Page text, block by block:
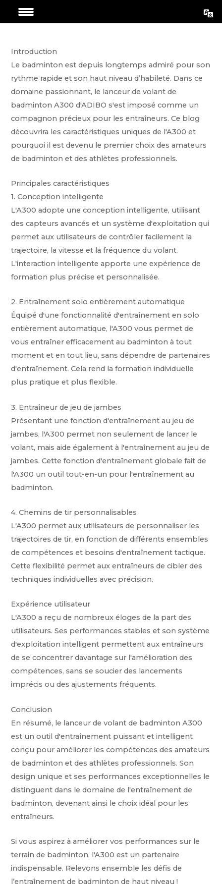
Introduction
Le badminton est depuis longtemps admiré pour son
rythme rapide et son haut niveau d’habileté. Dans ce
domaine passionnant, le lanceur de volant de
badminton A300 d'ADIBO s'est imposé comme un
compagnon précieux pour les entraîneurs. Ce blog
découvrira les caractéristiques uniques de l'A300 et
pourquoi il est devenu le premier choix des amateurs
de badminton et des athlètes professionnels.
Principales caractéristiques
1. Conception intelligente
L'A300 adopte une conception intelligente, utilisant
des capteurs avancés et un système d'exploitation qui
permet aux utilisateurs de contrôler facilement la
trajectoire, la vitesse et la fréquence du volant.
L'interaction intelligente apporte une expérience de
formation plus précise et personnalisée.
2. Entraînement solo entièrement automatique
Équipé d'une fonctionnalité d'entraînement en solo
entièrement automatique, l'A300 vous permet de
vous entraîner efficacement au badminton à tout
moment et en tout lieu, sans dépendre de partenaires
d'entraînement. Cela rend la formation individuelle
plus pratique et plus flexible.
3. Entraîneur de jeu de jambes
Présentant une fonction d'entraînement au jeu de
jambes, l'A300 permet non seulement de lancer le
volant, mais aide également à l'entraînement au jeu de
jambes. Cette fonction d'entraînement globale fait de
l'A300 un outil tout-en-un pour l'entraînement au
badminton.
4. Chemins de tir personnalisables
L'A300 permet aux utilisateurs de personnaliser les
trajectoires de tir, en fonction de différents ensembles
de compétences et besoins d'entraînement tactique.
Cette flexibilité permet aux entraîneurs de cibler des
techniques individuelles avec précision.
Expérience utilisateur
L'A300 a reçu de nombreux éloges de la part des
utilisateurs. Ses performances stables et son système
d'exploitation intelligent permettent aux entraîneurs
de se concentrer davantage sur l'amélioration des
compétences, sans se soucier des lancements
imprécis ou des ajustements fréquents.
Conclusion
En résumé, le lanceur de volant de badminton A300
est un outil d'entraînement puissant et intelligent
conçu pour améliorer les compétences des amateurs
de badminton et des athlètes professionnels. Son
design unique et ses performances exceptionnelles le
distinguent dans le domaine de l'entraînement de
badminton, devenant ainsi le choix idéal pour les
entraîneurs.
Si vous aspirez à améliorer vos performances sur le
terrain de badminton, l'A300 est un partenaire
indispensable. Relevons ensemble les défis de
l’entraînement de badminton de haut niveau !
Navigation